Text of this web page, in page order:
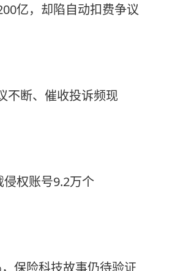
亿，却陷自动扣费争议
不断、催收投诉频现
侵权账号9.2万个
保险科技故事仍待验证